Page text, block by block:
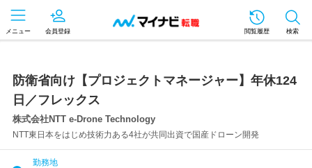
メニュー 会員登録 閲覧履歴 検索
防衛省向け【プロジェクトマネージャー】年休124
日／フレックス
株式会社NTT e-Drone Technology
NTT東日本をはじめ技術力ある4社が共同出資で国産ドローン開発
勤務地